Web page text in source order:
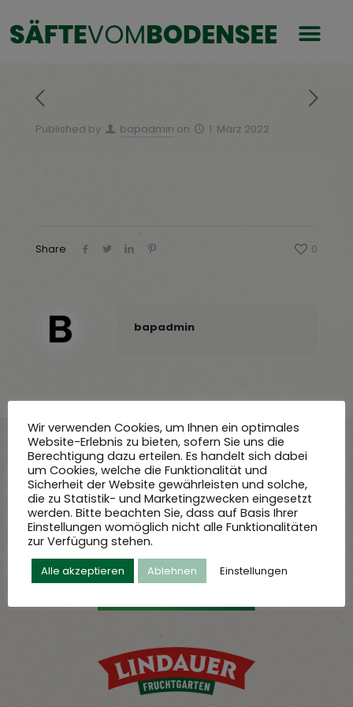
Published by bapadmin on 1. März 2022
Share 0
bapadmin
Säfte vom Bodensee
Köstlich, frisch und nachhaltig – das sind die Säfte
vom Bodensee, der Genussregion für
Feinschmecker. Jetzt entdecken!
Wir verwenden Cookies, um Ihnen ein optimales
Website-Erlebnis zu bieten, sofern Sie uns die
Berechtigung dazu erteilen. Es handelt sich dabei
um Cookies, welche die Funktionalität und
Sicherheit der Website gewährleisten und solche,
die zu Statistik- und Marketingzwecken eingesetzt
werden. Bitte beachten Sie, dass auf Basis Ihrer
Einstellungen womöglich nicht alle Funktionalitäten
zur Verfügung stehen.
Alle akzeptieren Ablehnen Einstellungen